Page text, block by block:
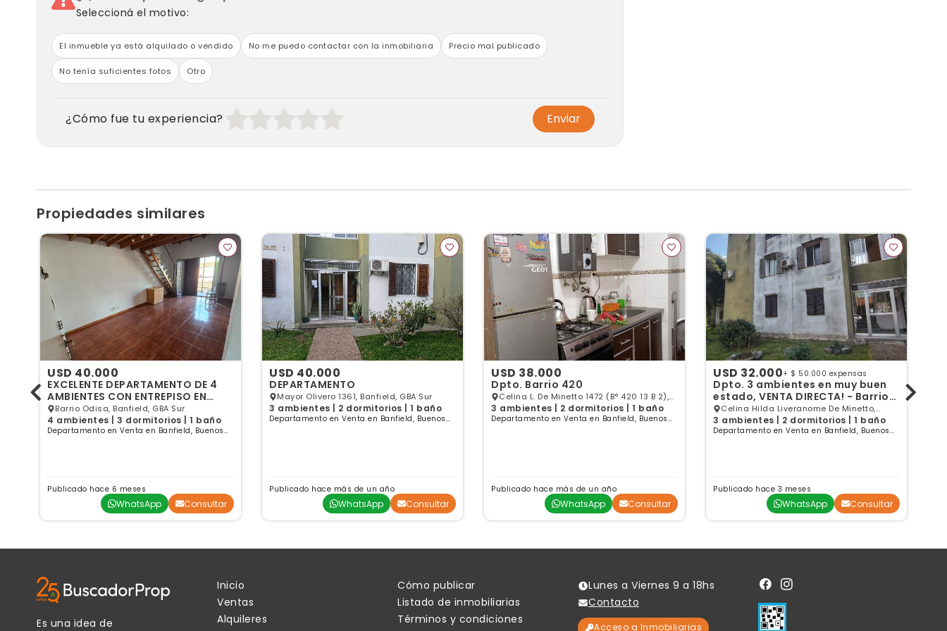
Seleccioná el motivo:
El inmueble ya está alquilado o vendido No me puedo contactar con la inmobiliaria Precio mal publicado
No tenía suficientes fotos Otro
¿Cómo fue tu experiencia? Enviar
Propiedades similares
USD 40.000
EXCELENTE DEPARTAMENTO DE 4
AMBIENTES CON ENTREPISO EN
BARRIO ODISA
Barrio Odisa, Banfield, GBA Sur
4 ambientes | 3 dormitorios | 1 baño
Departamento en Venta en Banfield, Buenos
Publicado hace 6 meses
WhatsApp Consultar
USD 40.000
DEPARTAMENTO
Mayor Olivero 1361, Banfield, GBA Sur
3 ambientes | 2 dormitorios | 1 baño
Departamento en Venta en Banfield, Buenos
Publicado hace más de un año
WhatsApp Consultar
USD 38.000
Dpto. Barrio 420
Celina L. De Minetto 1472 (B° 420 13 B 2),
Banfield, GBA Sur
3 ambientes | 2 dormitorios | 1 baño
Departamento en Venta en Banfield, Buenos
Publicado hace más de un año
WhatsApp Consultar
USD 32.000+ $ 50.000 expensas
Dpto. 3 ambientes en muy buen
estado, VENTA DIRECTA! - Barrio
420 Edif. 1, palier E
Celina Hilda Liveranome De Minetto,
Banfield, GBA Sur
3 ambientes | 2 dormitorios | 1 baño
Departamento en Venta en Banfield, Buenos
Publicado hace 3 meses
WhatsApp Consultar
Es una idea de
Inicio
Ventas
Alquileres
Cómo publicar
Listado de inmobiliarias
Términos y condiciones
Lunes a Viernes 9 a 18hs
Contacto
Acceso a Inmobiliarias